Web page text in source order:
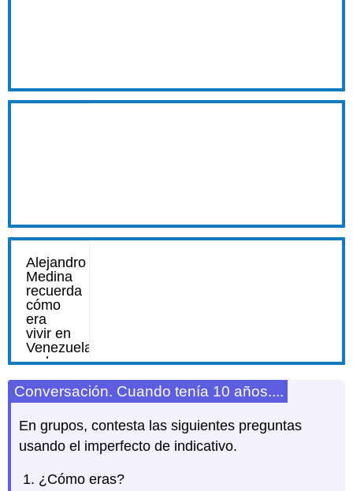
Conversación. Cuando tenía 10 años....
En grupos, contesta las siguientes preguntas
usando el imperfecto de indicativo.
¿Cómo eras?